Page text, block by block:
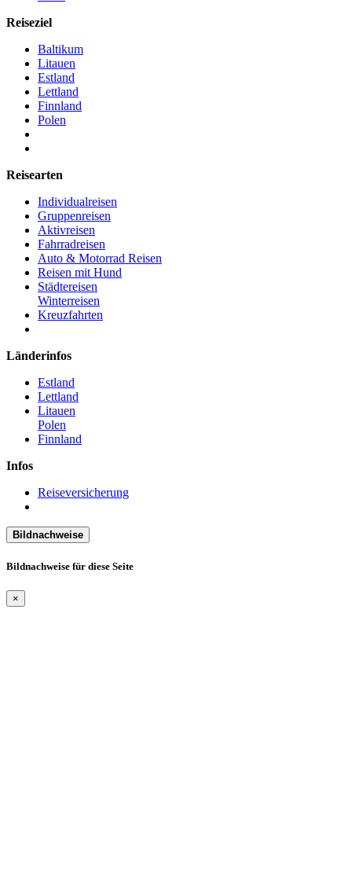
Reiseziel
Baltikum
Litauen
Estland
Lettland
Finnland
Polen
Reisearten
Individualreisen
Gruppenreisen
Aktivreisen
Fahrradreisen
Auto & Motorrad Reisen
Reisen mit Hund
Städtereisen
Winterreisen
Kreuzfahrten
Länderinfos
Estland
Lettland
Litauen
Polen
Finnland
Infos
Reiseversicherung
Bildnachweise
Bildnachweise für diese Seite
×